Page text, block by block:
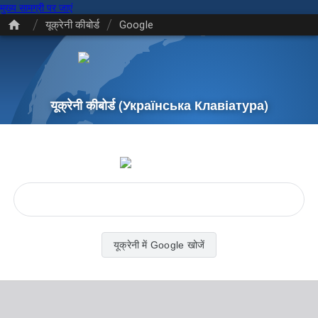
मुख्य सामग्री पर जाएं
/ यूक्रेनी कीबोर्ड / Google
यूक्रेनी कीबोर्ड(Українська Клавіатура)
यूक्रेनी में Google खोजें